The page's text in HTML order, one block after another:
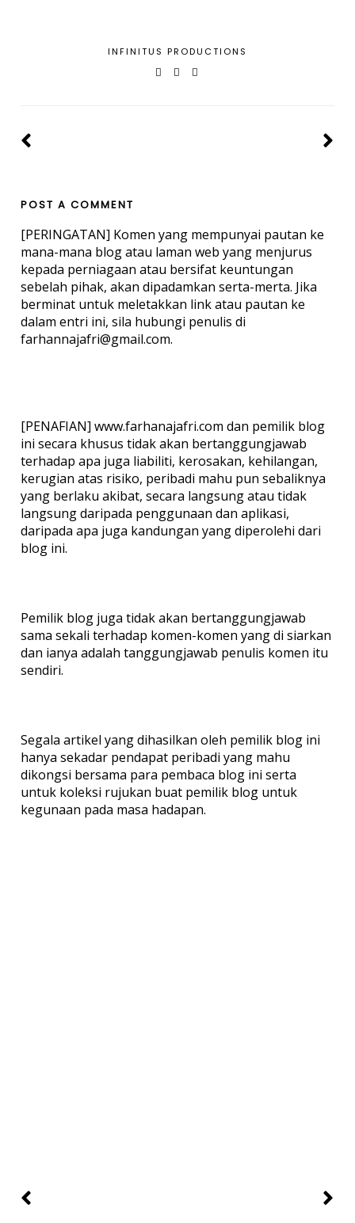
INFINITUS PRODUCTIONS
POST A COMMENT
[PERINGATAN] Komen yang mempunyai pautan ke
mana-mana blog atau laman web yang menjurus
kepada perniagaan atau bersifat keuntungan
sebelah pihak, akan dipadamkan serta-merta. Jika
berminat untuk meletakkan link atau pautan ke
dalam entri ini, sila hubungi penulis di
farhannajafri@gmail.com.
[PENAFIAN] www.farhanajafri.com dan pemilik blog
ini secara khusus tidak akan bertanggungjawab
terhadap apa juga liabiliti, kerosakan, kehilangan,
kerugian atas risiko, peribadi mahu pun sebaliknya
yang berlaku akibat, secara langsung atau tidak
langsung daripada penggunaan dan aplikasi,
daripada apa juga kandungan yang diperolehi dari
blog ini.
Pemilik blog juga tidak akan bertanggungjawab
sama sekali terhadap komen-komen yang di siarkan
dan ianya adalah tanggungjawab penulis komen itu
sendiri.
Segala artikel yang dihasilkan oleh pemilik blog ini
hanya sekadar pendapat peribadi yang mahu
dikongsi bersama para pembaca blog ini serta
untuk koleksi rujukan buat pemilik blog untuk
kegunaan pada masa hadapan.